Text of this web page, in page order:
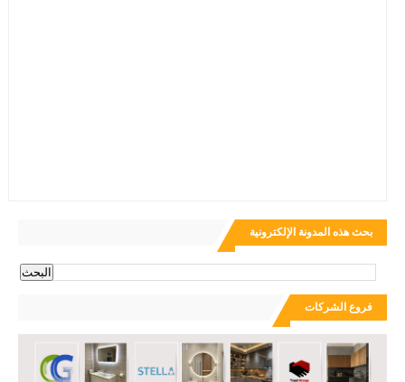
بحث هذه المدونة الإلكترونية
فروع الشركات